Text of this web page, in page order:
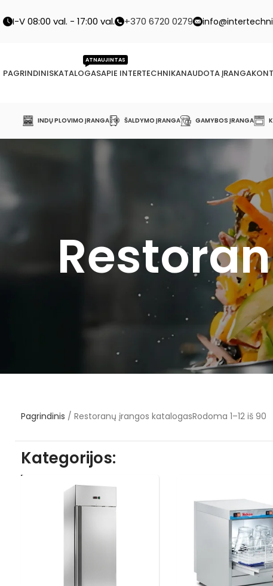
I-V 08:00 val. - 17:00 val. +370 6720 0279
PAGRINDINISKATALOGAS
ATNAUJINTAS
APIE INTERTECHNIKANAUDOTA ĮRANGA
INDŲ PLOVIMO ĮRANGA ŠALDYMO ĮRANGA GAMYBOS ĮRANGA
Pagrindinis / Restoranų įrangos katalogasRodoma 1–12 iš 90
Kategorijos: